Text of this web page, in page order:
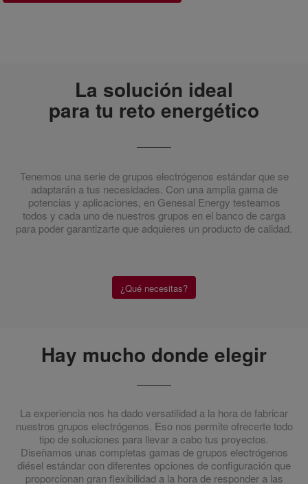
La solución ideal
para tu reto energético
Tenemos una serie de grupos electrógenos estándar que se
adaptarán a tus necesidades. Con una amplia gama de
potencias y aplicaciones, en Genesal Energy testeamos
todos y cada uno de nuestros grupos en el banco de carga
para poder garantizarte que adquieres un producto de calidad.
¿Qué necesitas?
Hay mucho donde elegir
La experiencia nos ha dado versatilidad a la hora de fabricar
nuestros grupos electrógenos. Eso nos permite ofrecerte todo
tipo de soluciones para llevar a cabo tus proyectos.
Diseñamos unas completas gamas de grupos electrógenos
diésel estándar con diferentes opciones de configuración que
proporcionan gran flexibilidad a la hora de responder a las